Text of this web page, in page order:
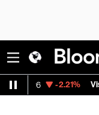
Visa 366.13